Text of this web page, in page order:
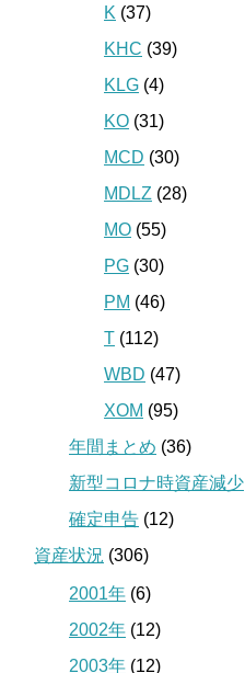
K (37)
KHC (39)
KLG (4)
KO (31)
MCD (30)
MDLZ (28)
MO (55)
PG (30)
PM (46)
T (112)
WBD (47)
XOM (95)
年間まとめ (36)
新型コロナ時資産減少
確定申告 (12)
資産状況 (306)
2001年 (6)
2002年 (12)
2003年 (12)